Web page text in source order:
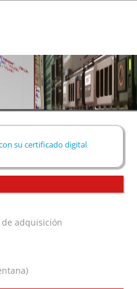
su certificado digital
adquisición